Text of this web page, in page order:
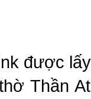
được
Thần